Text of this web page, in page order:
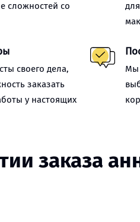
сложностей со
своего дела,
заказать
у настоящих
Мы
заказа